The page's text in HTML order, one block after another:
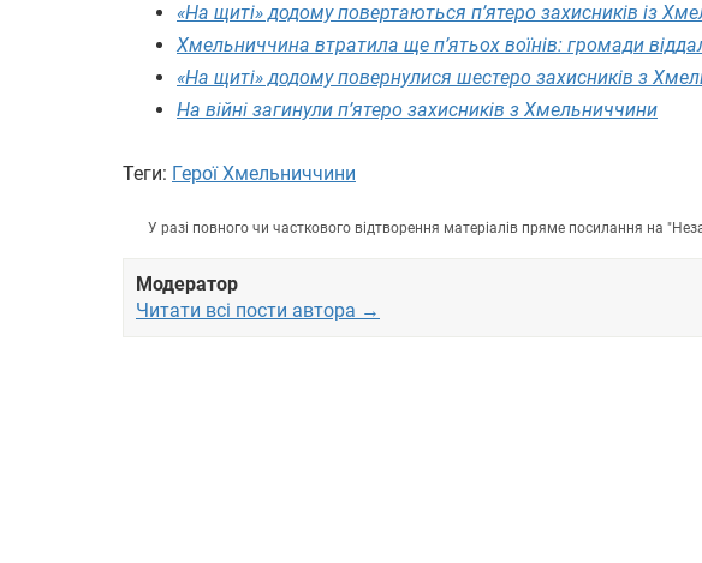
«На щиті» додому повертаються п’ятеро захисників із
Хмельниччина втратила ще п’ятьох воїнів: громади
«На щиті» додому повернулися шестеро захисників з
На війні загинули п’ятеро захисників з Хмельниччини
Теги: Герої Хмельниччини
У разі повного чи часткового відтворення матеріалів пряме посилання на
Модератор
Читати всі пости автора →